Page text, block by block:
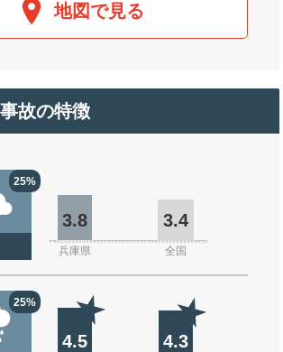
地図で見る
故の特徴
25%
3.8 3.4
兵庫県 全国
25%
4.5 4.3